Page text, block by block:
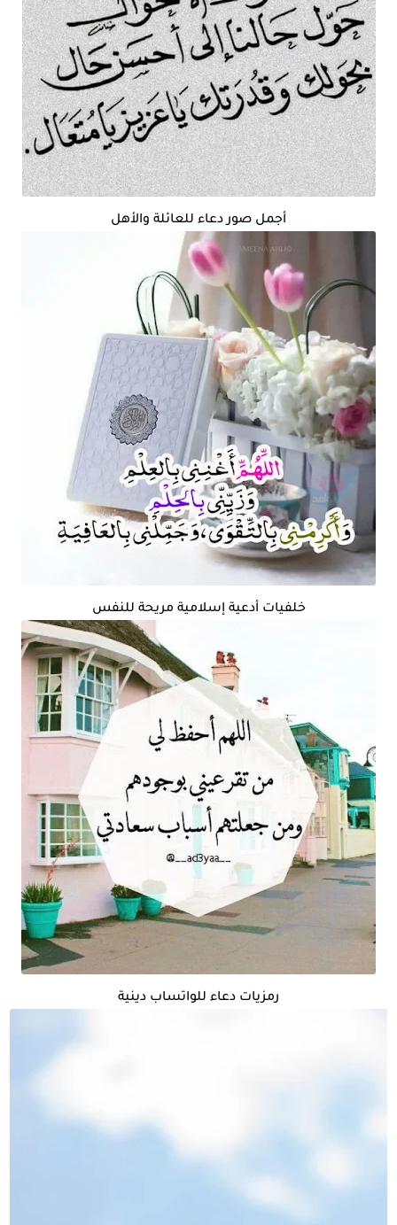
أجمل صور دعاء للعائلة والأهل
خلفيات أدعية إسلامية مريحة للنفس
رمزيات دعاء للواتساب دينية